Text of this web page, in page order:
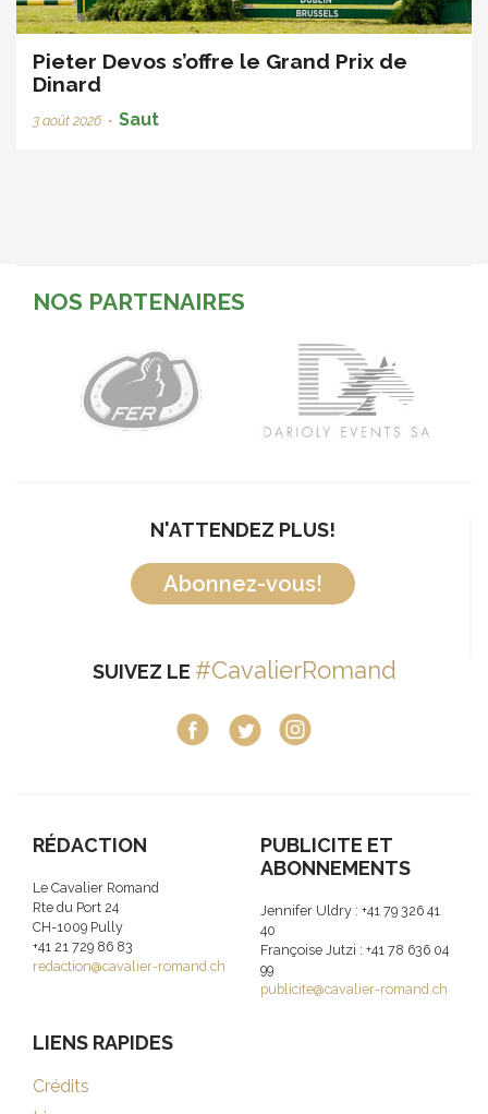
Pieter Devos s’offre le Grand Prix de
Dinard
3 août 2026 • Saut
NOS PARTENAIRES
N'ATTENDEZ PLUS!
Abonnez-vous!
SUIVEZ LE #CavalierRomand
RÉDACTION
Le Cavalier Romand
Rte du Port 24
CH-1009 Pully
+41 21 729 86 83
redaction@cavalier-romand.ch
PUBLICITE ET
ABONNEMENTS
Jennifer Uldry : +41 79 326 41
40
Françoise Jutzi : +41 78 636 04
99
publicite@cavalier-romand.ch
LIENS RAPIDES
Crédits